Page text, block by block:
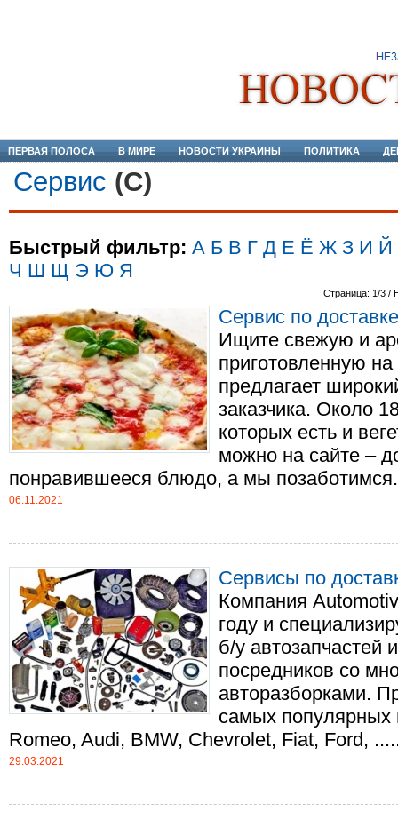
ПЕРВАЯ ПОЛОСА В МИРЕ НОВОСТИ УКРАИНЫ ПОЛИТИКА
Сервис (С)
Быстрый фильтр: А Б В Г Д Е Ё Ж З И Й
Ч Ш Щ Э Ю Я
Страница: 1/3 /
Сервис по
Ищите свежую и
приготовленную
предлагает
заказчика. Около
которых есть и
можно на сайте –
понравившееся блюдо, а мы
06.11.2021
Сервисы по
Компания
году и
б/у автозапчастей
посредников со
авторазборками.
самых популярных
Romeo, Audi, BMW, Chevrolet, Fiat, Ford,
29.03.2021